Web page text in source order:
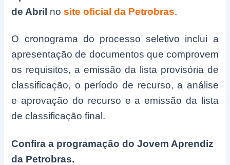
de Abril nosite oficial da Petrobras.
O cronograma do processo seletivo inclui a
apresentação de documentos que comprovem
os requisitos, a emissão da lista provisória de
classificação, o período de recurso, a análise
e aprovação do recurso e a emissão da lista
de classificação final.
Confira a programação do Jovem Aprendiz
da Petrobras.